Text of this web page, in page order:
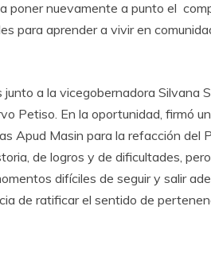
poner nuevamente a punto el
para aprender a vivir en
a la vicegobernadora Silvana
Petiso. En la oportunidad, firmó
Apud Masin para la refacción del
de logros y de dificultades,
difíciles de seguir y salir
de ratificar el sentido de